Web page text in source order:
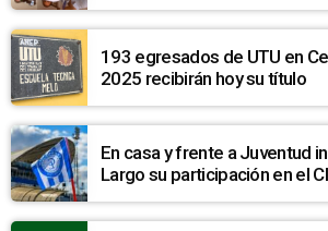
193 egresados de UTU en
2025 recibirán hoy su título
En casa y frente a Juventud
Largo su participación en el